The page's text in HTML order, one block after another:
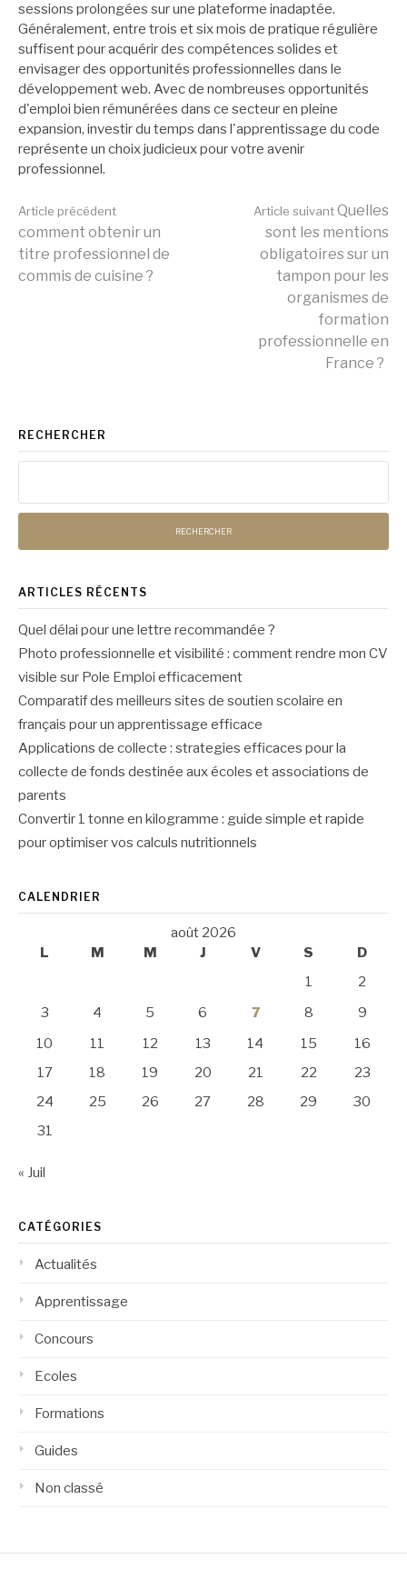
sessions prolongées sur une plateforme inadaptée.
Généralement, entre trois et six mois de pratique régulière
suffisent pour acquérir des compétences solides et
envisager des opportunités professionnelles dans le
développement web. Avec de nombreuses opportunités
d'emploi bien rémunérées dans ce secteur en pleine
expansion, investir du temps dans l'apprentissage du code
représente un choix judicieux pour votre avenir
professionnel.
Lire
la
Article précédent
comment obtenir un
titre professionnel de
commis de cuisine ?
Article suivantQuelles
sont les mentions
obligatoires sur un
tampon pour les
organismes de
formation
professionnelle en
France ?
RECHERCHER
ARTICLES RÉCENTS
Quel délai pour une lettre recommandée ?
Photo professionnelle et visibilité : comment rendre mon CV
visible sur Pole Emploi efficacement
Comparatif des meilleurs sites de soutien scolaire en
français pour un apprentissage efficace
Applications de collecte : strategies efficaces pour la
collecte de fonds destinée aux écoles et associations de
parents
Convertir 1 tonne en kilogramme : guide simple et rapide
pour optimiser vos calculs nutritionnels
CALENDRIER
août 2026
L
M M J V S
D
1
2
3
4 5 6 7 8
9
10
11 12 13 14 15
16
17
18 19 20 21 22
23
24
25 26 27 28 29
30
31
« Juil
CATÉGORIES
Actualités
Apprentissage
Concours
Ecoles
Formations
Guides
Non classé